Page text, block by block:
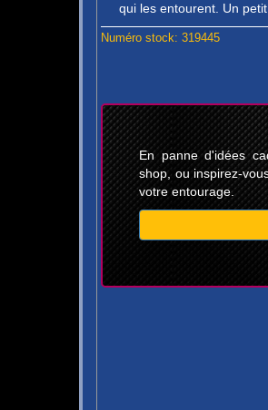
qui les entourent. Un
Numéro stock: 319445
En panne d'idées
shop, ou inspirez-
votre entourage.